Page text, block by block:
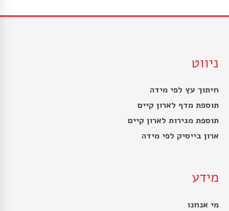
ניווט
חיתוך עץ לפי מידה
תוספת מדף לארון קיים
תוספת מגירות לארון קיים
ארון בייסיק לפי מידה
מידע
מי אנחנו